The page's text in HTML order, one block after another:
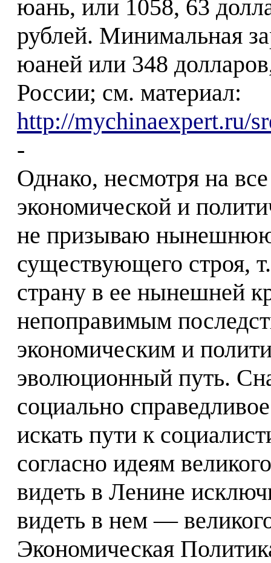
юань, или 1058, 63
рублей. Минимальная
юаней или 348
России; см. материал:
http://mychinaexpert.ru/
-
Однако, несмотря на
экономической и
не призываю нынешнюю
существующего строя,
страну в ее нынешней
непоправимым
экономическим и
эволюционный путь.
социально
искать пути к
согласно идеям
видеть в Ленине
видеть в нем —
Экономическая